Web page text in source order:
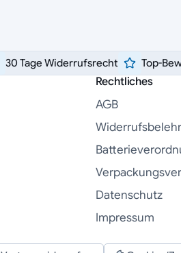
30 Tage Widerrufsrecht Top-
Rechtliches
AGB
Datenschutz
Impressum